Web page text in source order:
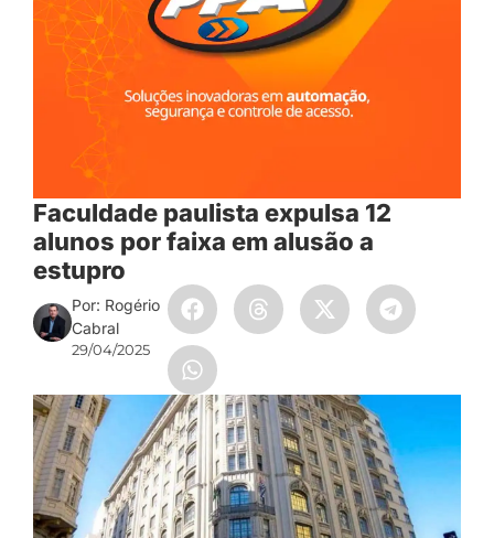
Faculdade paulista expulsa 12
alunos por faixa em alusão a
estupro
Por: Rogério
Cabral
29/04/2025